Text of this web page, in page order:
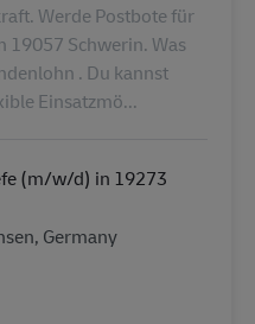
Werde Postbote für
Schwerin. Was
. Du kannst
Einsatzmö...
(m/w/d) in 19273
Germany